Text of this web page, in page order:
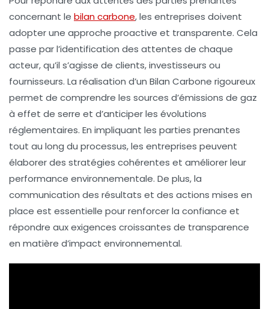
concernant le bilan carbone, les entreprises doivent
adopter une approche proactive et transparente. Cela
passe par l’identification des attentes de chaque
acteur, qu’il s’agisse de clients,investisseurs ou
fournisseurs. La réalisation d’un Bilan Carbone rigoureux
permet de comprendre les sources d’émissions de gaz
à effet de serre et d’anticiper les évolutions
réglementaires. En impliquant les parties prenantes
tout au long du processus, les entreprises peuvent
élaborer des stratégies cohérentes et améliorer leur
performance environnementale. De plus, la
communication des résultats et des actions mises en
place est essentielle pour renforcer la confiance et
répondre aux exigences croissantes de transparence
en matière d’impact environnemental.